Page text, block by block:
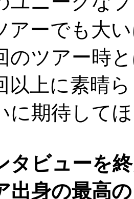
アーでも大
のツアー時
以上に素晴
に期待して
タビューを
出身の最高